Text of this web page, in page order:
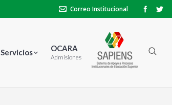
Correo Institucional
Servicios OCARA
Admisiones